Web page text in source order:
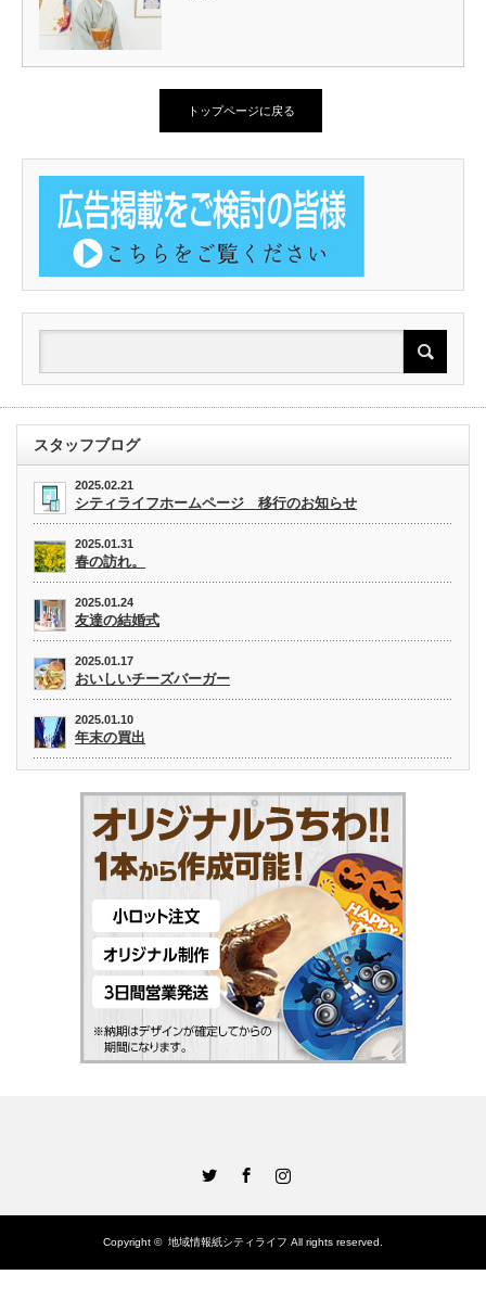
トップページに戻る
スタッフブログ
2025.02.21
シティライフホームページ 移行のお知らせ
2025.01.31
春の訪れ。
2025.01.24
友達の結婚式
2025.01.17
おいしいチーズバーガー
2025.01.10
年末の買出
Copyright © 地域情報紙シティライフ All rights reserved.